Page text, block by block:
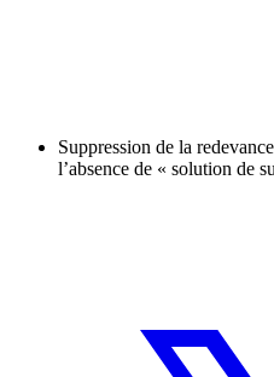
Suppression de la
l’absence de « solution de